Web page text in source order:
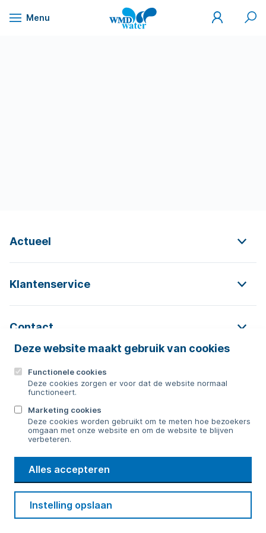
Naar
Deze website maakt gebruik van cookies
Functionele cookies
Deze cookies zorgen er voor dat de website normaal
functioneert.
Marketing cookies
Deze cookies worden gebruikt om te meten hoe bezoekers
omgaan met onze website en om de website te blijven
verbeteren.
Alles accepteren
Instelling opslaan
Menu
WMD
Drinkwater
Mijn
WMD
Zoek
Actueel
Klantenservice
Contact
Contact
Bericht sturen
WMD
Drinkwater
Cookie voorkeuren
Privacy Disclaimer